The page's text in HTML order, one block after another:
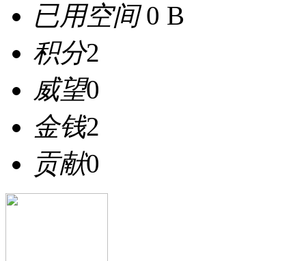
已用空间0 B
积分2
威望0
金钱2
贡献0